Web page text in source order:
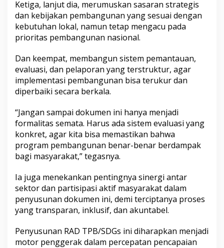
Ketiga, lanjut dia, merumuskan sasaran strategis
dan kebijakan pembangunan yang sesuai dengan
kebutuhan lokal, namun tetap mengacu pada
prioritas pembangunan nasional.
Dan keempat, membangun sistem pemantauan,
evaluasi, dan pelaporan yang terstruktur, agar
implementasi pembangunan bisa terukur dan
diperbaiki secara berkala.
“Jangan sampai dokumen ini hanya menjadi
formalitas semata. Harus ada sistem evaluasi yang
konkret, agar kita bisa memastikan bahwa
program pembangunan benar-benar berdampak
bagi masyarakat,” tegasnya.
Ia juga menekankan pentingnya sinergi antar
sektor dan partisipasi aktif masyarakat dalam
penyusunan dokumen ini, demi terciptanya proses
yang transparan, inklusif, dan akuntabel.
Penyusunan RAD TPB/SDGs ini diharapkan menjadi
motor penggerak dalam percepatan pencapaian